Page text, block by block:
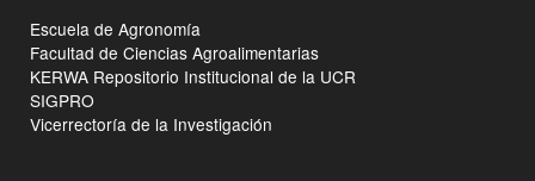
Escuela de Agronomía
Facultad de Ciencias Agroalimentarias
KERWA Repositorio Institucional de la UCR
SIGPRO
Vicerrectoría de la Investigación